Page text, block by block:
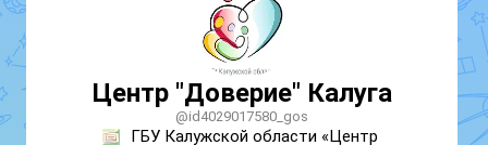
Центр "Доверие" Калуга
@id4029017580_gos
ГБУ Калужской области «Центр